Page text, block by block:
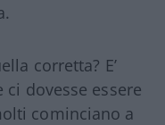
corretta? E’
dovesse essere
cominciano a